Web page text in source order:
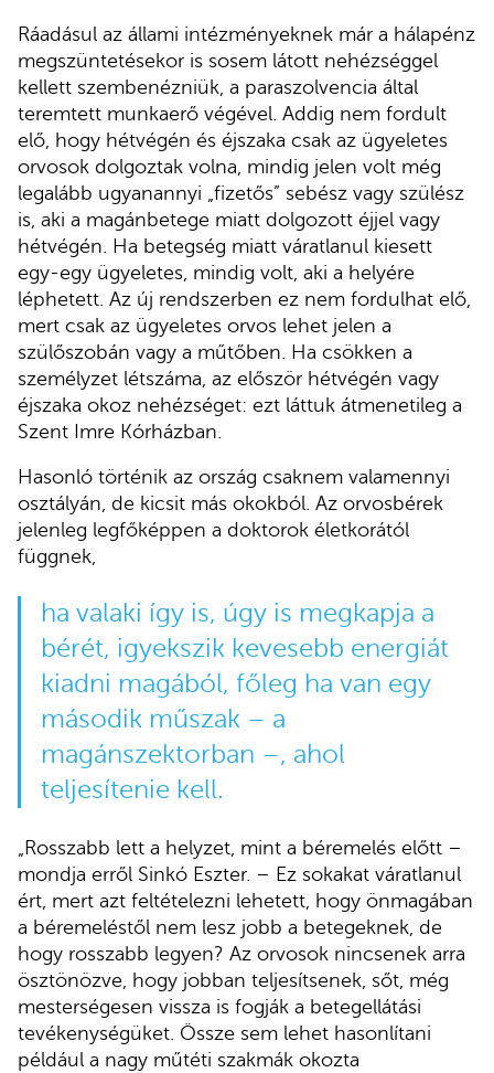
Ráadásul az állami intézményeknek már a hálapénz
megszüntetésekor is sosem látott nehézséggel
kellett szembenézniük, a paraszolvencia által
teremtett munkaerő végével. Addig nem fordult
elő, hogy hétvégén és éjszaka csak az ügyeletes
orvosok dolgoztak volna, mindig jelen volt még
legalább ugyanannyi „fizetős” sebész vagy szülész
is, aki a magánbetege miatt dolgozott éjjel vagy
hétvégén. Ha betegség miatt váratlanul kiesett
egy-egy ügyeletes, mindig volt, aki a helyére
léphetett. Az új rendszerben ez nem fordulhat elő,
mert csak az ügyeletes orvos lehet jelen a
szülőszobán vagy a műtőben. Ha csökken a
személyzet létszáma, az először hétvégén vagy
éjszaka okoz nehézséget: ezt láttuk átmenetileg a
Szent Imre Kórházban.
Hasonló történik az ország csaknem valamennyi
osztályán, de kicsit más okokból. Az orvosbérek
jelenleg legfőképpen a doktorok életkorától
függnek,
ha valaki így is, úgy is megkapja a
bérét, igyekszik kevesebb energiát
kiadni magából, főleg ha van egy
második műszak – a
magánszektorban –, ahol
teljesítenie kell.
„Rosszabb lett a helyzet, mint a béremelés előtt –
mondja erről Sinkó Eszter. – Ez sokakat váratlanul
ért, mert azt feltételezni lehetett, hogy önmagában
a béremeléstől nem lesz jobb a betegeknek, de
hogy rosszabb legyen? Az orvosok nincsenek arra
ösztönözve, hogy jobban teljesítsenek, sőt, még
mesterségesen vissza is fogják a betegellátási
tevékenységüket. Össze sem lehet hasonlítani
például a nagy műtéti szakmák okozta